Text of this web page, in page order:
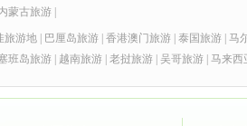
蒙古旅游
旅游地 巴厘岛旅游 香港澳门旅游 泰国旅游 马
班岛旅游 越南旅游 老挝旅游 吴哥旅游 马来西